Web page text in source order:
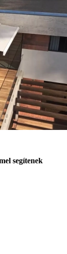
segítenek